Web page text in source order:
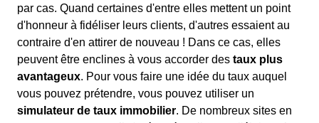
par cas. Quand certaines d'entre elles mettent un point
d'honneur à fidéliser leurs clients, d'autres essaient au
contraire d'en attirer de nouveau ! Dans ce cas, elles
peuvent être enclines à vous accorder des taux plus
avantageux. Pour vous faire une idée du taux auquel
vous pouvez prétendre, vous pouvez utiliser un
simulateur de taux immobilier. De nombreux sites en